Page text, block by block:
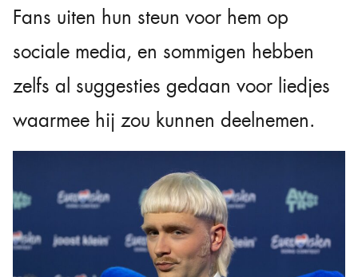
Fans uiten hun steun voor hem op
sociale media, en sommigen hebben
zelfs al suggesties gedaan voor liedjes
waarmee hij zou kunnen deelnemen.